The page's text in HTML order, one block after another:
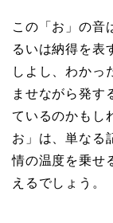
この「お」の音
るいは納得を表
しよし、わかっ
ませながら発す
ているのかもし
お」は、単なる
情の温度を乗せ
えるでしょう。